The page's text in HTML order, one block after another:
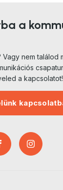
a
nem találod
a kapcsolatot!